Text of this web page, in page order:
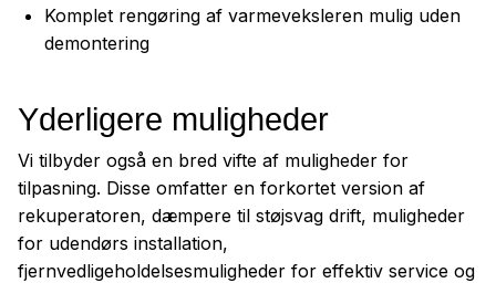
Komplet rengøring af varmeveksleren mulig uden
demontering
Yderligere muligheder
Vi tilbyder også en bred vifte af muligheder for
tilpasning. Disse omfatter en forkortet version af
rekuperatoren, dæmpere til støjsvag drift, muligheder
for udendørs installation,
fjernvedligeholdelsesmuligheder for effektiv service og